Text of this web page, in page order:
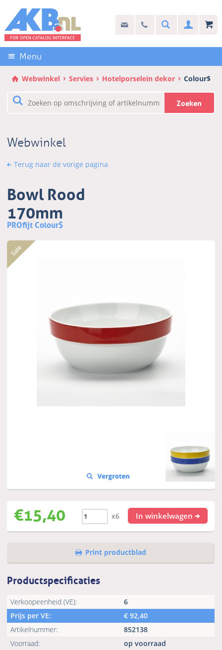
links
over
Direct
naar
de
inhoud
naar
info@akb.nl
Stel uw vraag
030 69 50 814Search
Menu
Webwinkel Servies Hotelporselein dekor Colour$
Zoeken
Webwinkel
Terug naar de vorige pagina
Bowl Rood
170mm
PROfijt Colour$
€15,40 x6 In winkelwagen
Print productblad
Productspecificaties
Verkoopeenheid (VE):
6
Prijs per VE:
€92,40
Artikelnummer:
852138
Voorraad:
op voorraad